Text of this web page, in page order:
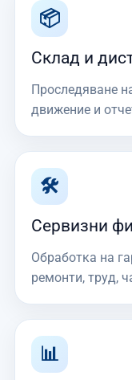
📦
Склад и
Проследяване
движение и
🛠
Сервизни
Обработка на
ремонти, труд,
📊